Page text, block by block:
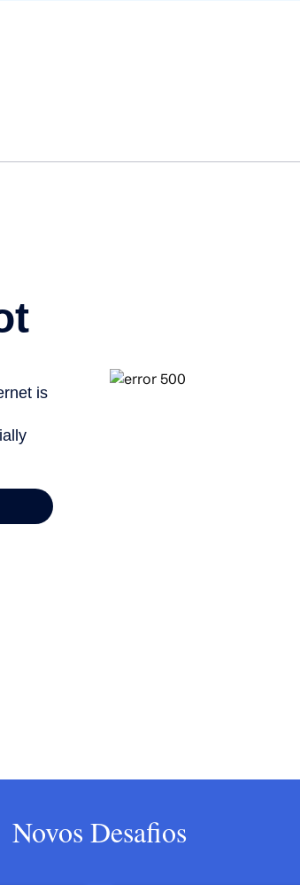
Novos Desafios